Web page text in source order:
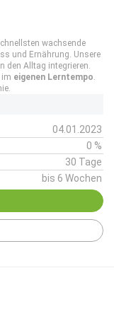
wachsende
und Ernährung. Unsere
den Alltag integrieren.
im eigenen Lerntempo.
04.01.2023
0 %
30 Tage
bis 6 Wochen